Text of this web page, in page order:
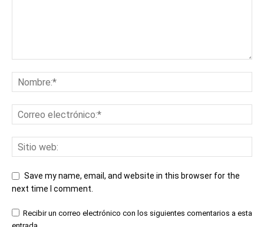
Save my name, email, and website in this browser for the
next time I comment.
Recibir un correo electrónico con los siguientes comentarios a esta